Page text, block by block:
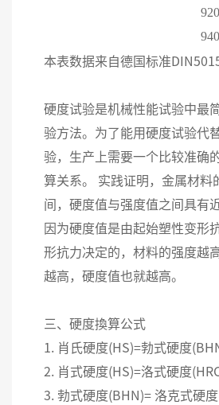
920
940
本表数据来自德国标准
硬度试验是机械性能试验中最
验方法。为了能用硬度试验代
验，生产上需要一个比较准确
算关系。 实践证明，金属材料
间，硬度值与强度值之间具有
因为硬度值是由起始塑性变形
形抗力决定的，材料的强度越
越高，硬度值也就越高。
三、硬度換算公式
1. 肖氏硬度(HS)=勃式硬度
2. 肖式硬度(HS)=洛式硬度
3. 勃式硬度(BHN)= 洛克式硬